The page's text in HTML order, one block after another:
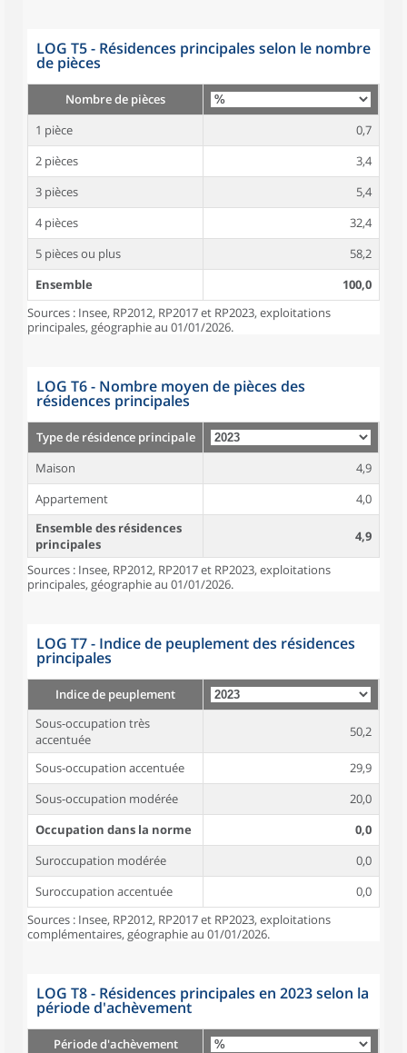
LOG T5 - Résidences principales selon le nombre
de pièces
Nombre de pièces
1 pièce
0,7
2 pièces
3,4
3 pièces
5,4
4 pièces
32,4
5 pièces ou plus
58,2
Ensemble
100,0
Sources : Insee, RP2012, RP2017 et RP2023, exploitations
principales, géographie au 01/01/2026.
LOG T6 - Nombre moyen de pièces des
résidences principales
Type de résidence principale
Maison
4,9
Appartement
4,0
Ensemble des résidences
principales
4,9
Sources : Insee, RP2012, RP2017 et RP2023, exploitations
principales, géographie au 01/01/2026.
LOG T7 - Indice de peuplement des résidences
principales
Indice de peuplement
Sous-occupation très
accentuée
50,2
Sous-occupation accentuée
29,9
Sous-occupation modérée
20,0
Occupation dans la norme
0,0
Suroccupation modérée
0,0
Suroccupation accentuée
0,0
Sources : Insee, RP2012, RP2017 et RP2023, exploitations
complémentaires, géographie au 01/01/2026.
LOG T8 - Résidences principales en 2023 selon la
période d'achèvement
Période d'achèvement